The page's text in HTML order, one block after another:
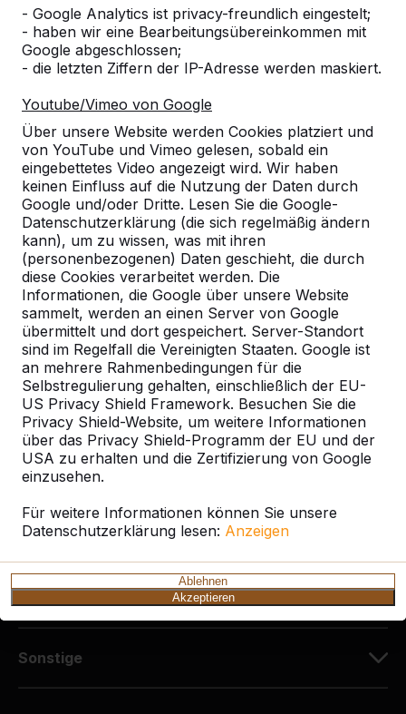
- Google Analytics ist privacy-freundlich eingestelt;
- haben wir eine Bearbeitungsübereinkommen mit
Google abgeschlossen;
- die letzten Ziffern der IP-Adresse werden maskiert.
Youtube/Vimeo von Google
Über unsere Website werden Cookies platziert und
von YouTube und Vimeo gelesen, sobald ein
eingebettetes Video angezeigt wird. Wir haben
keinen Einfluss auf die Nutzung der Daten durch
Google und/oder Dritte. Lesen Sie die Google-
Datenschutzerklärung (die sich regelmäßig ändern
kann), um zu wissen, was mit ihren
(personenbezogenen) Daten geschieht, die durch
diese Cookies verarbeitet werden. Die
Informationen, die Google über unsere Website
sammelt, werden an einen Server von Google
übermittelt und dort gespeichert. Server-Standort
sind im Regelfall die Vereinigten Staaten. Google ist
an mehrere Rahmenbedingungen für die
Selbstregulierung gehalten, einschließlich der EU-
US Privacy Shield Framework. Besuchen Sie die
Privacy Shield-Website, um weitere Informationen
über das Privacy Shield-Programm der EU und der
USA zu erhalten und die Zertifizierung von Google
einzusehen.
Für weitere Informationen können Sie unsere
Datenschutzerklärung lesen: Anzeigen
Ablehnen
Akzeptieren
Alles anzeigen
Ort oder Postleitzahl suchen
Kontakt
HeBlad Deutschland
Diekerstraße 97
42781 Haan
Deutschland
+49 212 934 77 25
info@HeBlad.de
Kundenservice
Sonstige